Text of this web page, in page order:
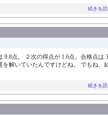
続きを
点。 ２次の得点が 1.6点。合格点は
解いていたんですけどね。 でもね、
続きを